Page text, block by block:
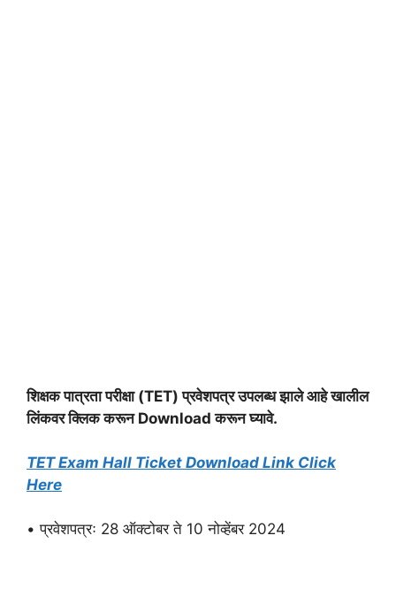
शिक्षक पात्रता परीक्षा (TET) प्रवेशपत्र उपलब्ध झाले आहे खालील
लिंकवर क्लिक करून Download करून घ्यावे.
TET Exam Hall Ticket Download Link Click
Here
• प्रवेशपत्रः 28 ऑक्टोबर ते 10 नोव्हेंबर 2024